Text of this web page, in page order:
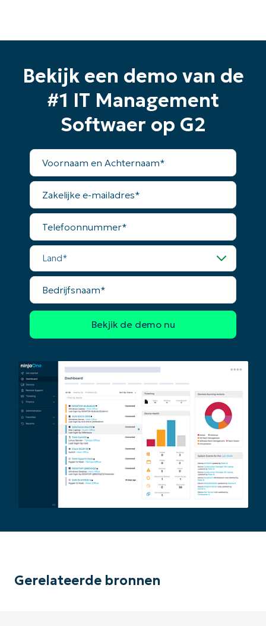
Bekijk een demo van de
#1 IT Management
Softwaer op G2
Voornaam
Achternaam*
Zakelijke
mailadres*
Telefoonnummer*
Land*
Bedrijfsnaam*
Gerelateerde bronnen
Begin uw trial van 14 dagen
Geen creditcard nodig, volledige toegang tot
First
number*
Land
name*